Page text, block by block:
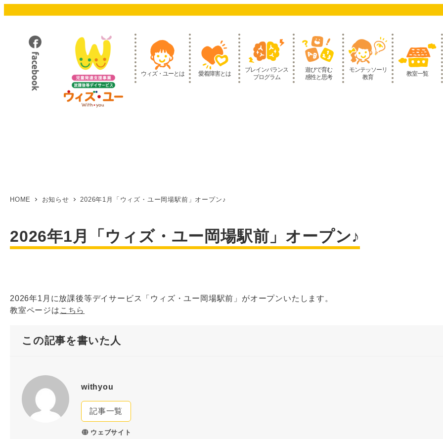
ウィズ・ユーとは 愛着障害とは
ブレインバランス
プログラム
遊びで育む
感性と思考
モンテッソーリ
教育
教室一覧
HOME お知らせ 2026年1月「ウィズ・ユー岡場駅前」オープン♪
2026年1月「ウィズ・ユー岡場駅前」オープン♪
2026年1月に放課後等デイサービス「ウィズ・ユー岡場駅前」がオープンいたします。
教室ページは こちら
この記事を書いた人
withyou
記事一覧
ウェブサイト